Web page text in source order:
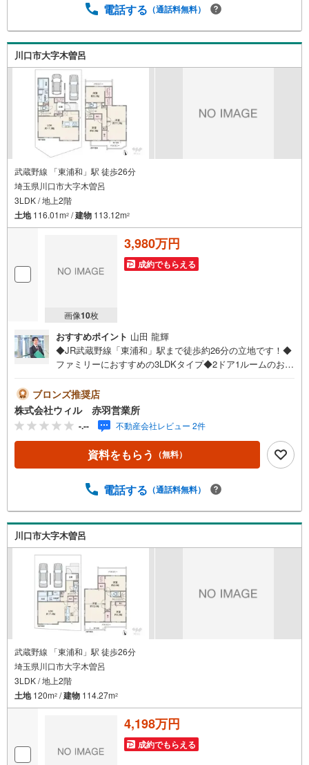
査・要件があります）◇TOHO HOUSE CLUBで生涯の安心
イフプランニング、かけつけサポート、Club Offプレミアム
など多彩なサービスがございます
電話する （通話料無料）
川口市大字木曽呂
武蔵野線 「東浦和」駅 徒歩26分
埼玉県川口市大字木曽呂
3LDK / 地上2階
土地116.01m2 /建物 113.12m2
画像10枚
3,980万円
成約でもらえる
おすすめポイント 山田 龍輝
◆JR武蔵野線「東浦和」駅まで徒歩約26分の立地です！◆
ファミリーにおすすめの3LDKタイプ◆2ドア1ルームのお部
納付きの間取りで、すっきりとしたお住まいを実現◆食洗
機や浴室乾燥機を完備！暮らす人を考えた仕様です！◆不
在時でも荷物の受け取りに便利な宅配ボックスを完備◆駐
車場2台分有り！うち1台は雨の日でもお車に乗り降りしや
すいビルトイン車庫◆前面道路は幅員約6mと広くお車の出
し入れもしやすい立地◆「木曽呂小学校」まで徒歩約11
9:00】上記時間はお電話が繋がりやすくなっております。
約ボタンよりご希望の日時をご記入いただけますとスムー
ズにご案内が可能です。～住宅ローン～諸費用込融資や築
年数の古い物件のローンも得意としており、最適な銀行を
ご提案します。～リフォーム～理想の間取り、テイストを
作り上げられます！リフォームプランナーの同行も可能で
す。
ブロンズ推奨店
株式会社ウィル 赤羽営業所
-.-- 不動産会社レビュー 2件
資料をもらう （無料）
電話する （通話料無料）
川口市大字木曽呂
武蔵野線 「東浦和」駅 徒歩26分
埼玉県川口市大字木曽呂
3LDK / 地上2階
土地120m2 /建物 114.27m2
4,198万円
成約でもらえる